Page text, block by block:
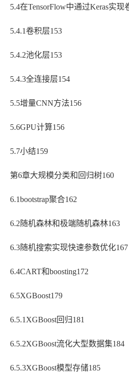
5.4在TensorFlow中通过Keras实现
5.4.1卷积层153
5.4.2池化层153
5.4.3全连接层154
5.5增量CNN方法156
5.6GPU计算156
5.7小结159
第6章大规模分类和回归树160
6.1bootstrap聚合162
6.2随机森林和极端随机森林163
6.3随机搜索实现快速参数优化167
6.4CART和boosting172
6.5XGBoost179
6.5.1XGBoost回归181
6.5.2XGBoost流化大型数据集184
6.5.3XGBoost模型存储185